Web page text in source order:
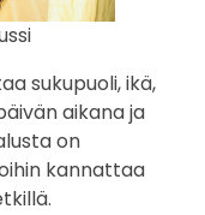
sukupuoli, ikä,
aikana ja
on
kannattaa